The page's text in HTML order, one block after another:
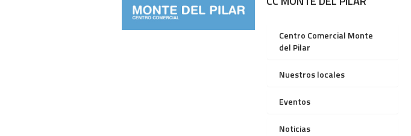
Centro Comercial Monte
del Pilar
Nuestros locales
Eventos
Noticias